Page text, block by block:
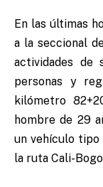
En las últimas
a la seccional
actividades de
personas y
kilómetro
hombre de 29
un vehículo tipo
la ruta Cali-